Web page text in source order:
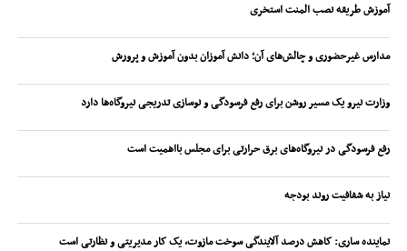
آموزش طریقه نصب المنت استخری
مدارس غیرحضوری و چالش‌های آن؛ دانش آموزان بدون آموزش و پرورش
وزارت نیرو یک مسیر روشن برای رفع فرسودگی و نوسازی تدریجی نیروگاه‌ها دارد
رفع فرسودگی در نیروگاه‌های برق حرارتی برای مجلس بااهمیت است
نیاز به شفافیت روند بودجه
نماینده ساری: کاهش درصد آلایندگی سوخت مازوت، یک کار مدیریتی و نظارتی است